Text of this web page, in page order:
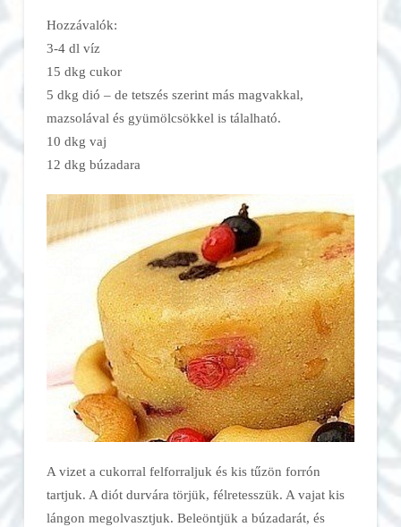
Hozzávalók:
3-4 dl víz
15 dkg cukor
5 dkg dió – de tetszés szerint más magvakkal,
mazsolával és gyümölcsökkel is tálalható.
10 dkg vaj
12 dkg búzadara
A vizet a cukorral felforraljuk és kis tűzön forrón
tartjuk. A diót durvára törjük, félretesszük. A vajat kis
lángon megolvasztjuk. Beleöntjük a búzadarát, és